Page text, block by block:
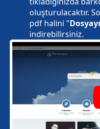
oluşturulacaktır.
pdf halini "
indirebilirsiniz.